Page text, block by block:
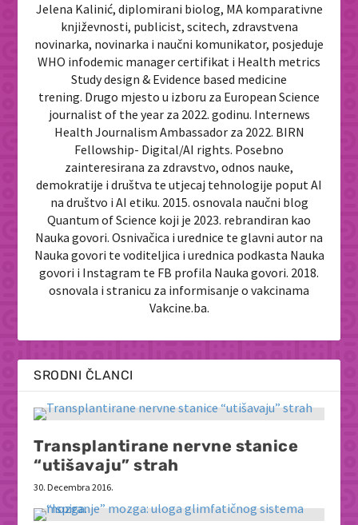
Jelena Kalinić, diplomirani biolog, MA komparativne
književnosti, publicist, scitech, zdravstvena
novinarka, novinarka i naučni komunikator, posjeduje
WHO infodemic manager certifikat i Health metrics
Study design & Evidence based medicine
trening. Drugo mjesto u izboru za European Science
journalist of the year za 2022. godinu. Internews
Health Journalism Ambassador za 2022. BIRN
Fellowship- Digital/AI rights. Posebno
zainteresirana za zdravstvo, odnos nauke,
demokratije i društva te utjecaj tehnologije poput AI
na društvo i AI etiku. 2015. osnovala naučni blog
Quantum of Science koji je 2023. rebrandiran kao
Nauka govori. Osnivačica i urednice te glavni autor na
Nauka govori te voditeljica i urednica podkasta Nauka
govori i Instagram te FB profila Nauka govori. 2018.
osnovala i stranicu za informisanje o vakcinama
Vakcine.ba.
SRODNI ČLANCI
Transplantirane nervne stanice
“utišavaju” strah
30. Decembra 2016.